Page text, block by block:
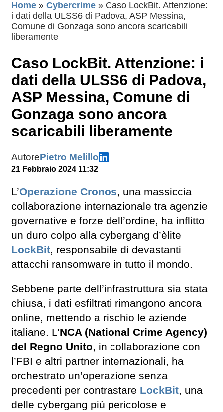
Home » Cybercrime » Caso LockBit. Attenzione:
i dati della ULSS6 di Padova, ASP Messina,
Comune di Gonzaga sono ancora scaricabili
liberamente
Caso LockBit. Attenzione: i
dati della ULSS6 di Padova,
ASP Messina, Comune di
Gonzaga sono ancora
scaricabili liberamente
AutorePietro Melillo
21 Febbraio 2024 11:32
L’Operazione Cronos, una massiccia
collaborazione internazionale tra agenzie
governative e forze dell’ordine, ha inflitto
un duro colpo alla cybergang d’èlite
LockBit, responsabile di devastanti
attacchi ransomware in tutto il mondo.
Sebbene parte dell’infrastruttura sia stata
chiusa, i dati esfiltrati rimangono ancora
online, mettendo a rischio le aziende
italiane. L’NCA (National Crime Agency)
del Regno Unito, in collaborazione con
l’FBI e altri partner internazionali, ha
orchestrato un’operazione senza
precedenti per contrastare LockBit, una
delle cybergang più pericolose e